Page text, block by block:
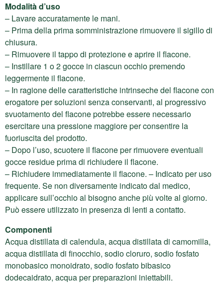
Modalità d’uso
– Lavare accuratamente le mani.
– Prima della prima somministrazione rimuovere il sigillo di
chiusura.
– Rimuovere il tappo di protezione e aprire il flacone.
– Instillare 1 o 2 gocce in ciascun occhio premendo
leggermente il flacone.
– In ragione delle caratteristiche intrinseche del flacone con
erogatore per soluzioni senza conservanti, al progressivo
svuotamento del flacone potrebbe essere necessario
esercitare una pressione maggiore per consentire la
fuoriuscita del prodotto.
– Dopo l’uso, scuotere il flacone per rimuovere eventuali
gocce residue prima di richiudere il flacone.
– Richiudere immediatamente il flacone. – Indicato per uso
frequente. Se non diversamente indicato dal medico,
applicare sull’occhio al bisogno anche più volte al giorno.
Può essere utilizzato in presenza di lenti a contatto.
Componenti
Acqua distillata di calendula, acqua distillata di camomilla,
acqua distillata di finocchio, sodio cloruro, sodio fosfato
monobasico monoidrato, sodio fosfato bibasico
dodecaidrato, acqua per preparazioni iniettabili.